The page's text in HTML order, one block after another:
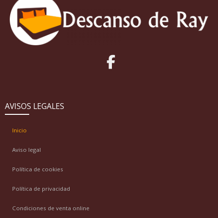
AVISOS LEGALES
Inicio
Aviso legal
Política de cookies
Política de privacidad
Condiciones de venta online